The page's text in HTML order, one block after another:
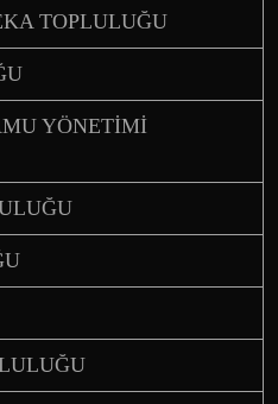
TOPLULUĞU
YÖNETİMİ